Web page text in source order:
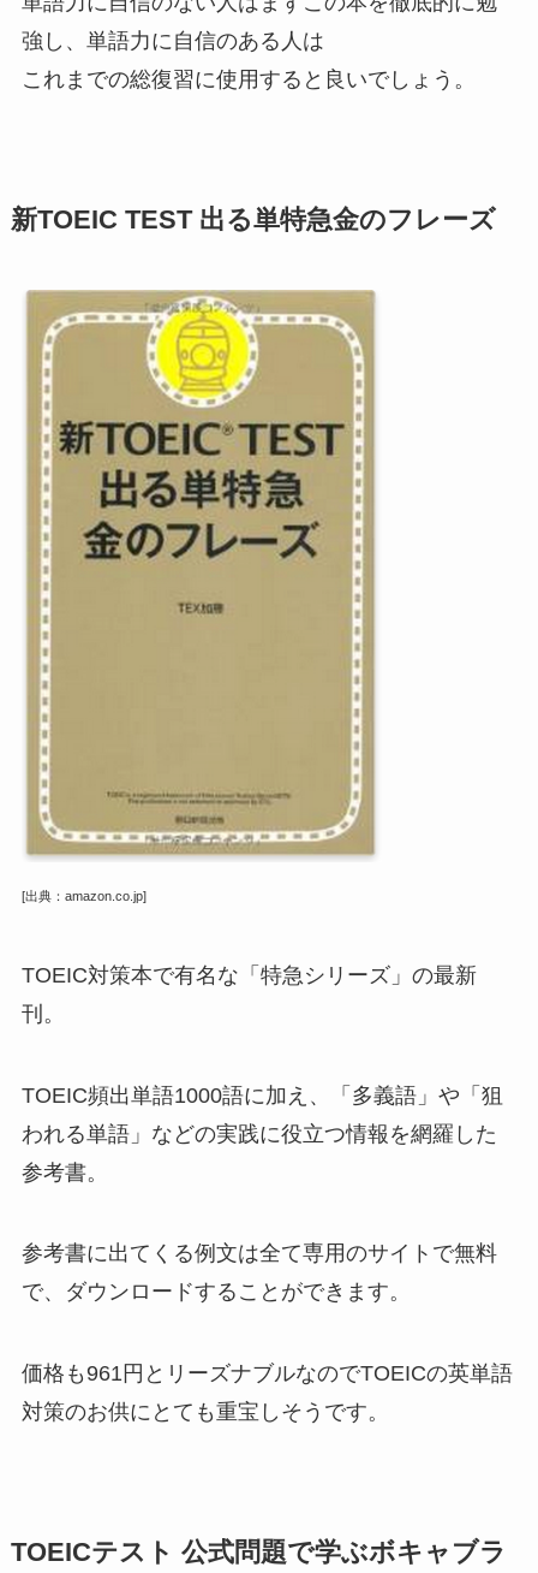
強し、単語力に自信のある人は
これまでの総復習に使用すると良いでしょう。
新TOEIC TEST 出る単特急金のフレーズ
[出典：amazon.co.jp]
TOEIC対策本で有名な「特急シリーズ」の最新
刊。
TOEIC頻出単語1000語に加え、「多義語」や「狙
われる単語」などの実践に役立つ情報を網羅した
参考書。
参考書に出てくる例文は全て専用のサイトで無料
で、ダウンロードすることができます。
価格も961円とリーズナブルなのでTOEICの英単語
対策のお供にとても重宝しそうです。
TOEICテスト 公式問題で学ぶボキャブラ